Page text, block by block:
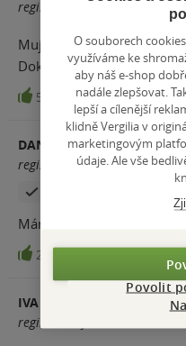
registrovaný uživatel
Muj oblibeny autor,lehce
Dokonaly relax,proste
5
DANUŠE ČERVINKOVÁ
registrovaný uživatel
Mám všechny díly, Patric
2
IVA FLÉGLOVÁ
registrovaný uživatel
O souborech
využíváme ke
aby náš e-shop
nadále zlepšovat.
lepší a cílenější
klidně Vergilia v
marketingovým
údaje. Ale vše
Povolit